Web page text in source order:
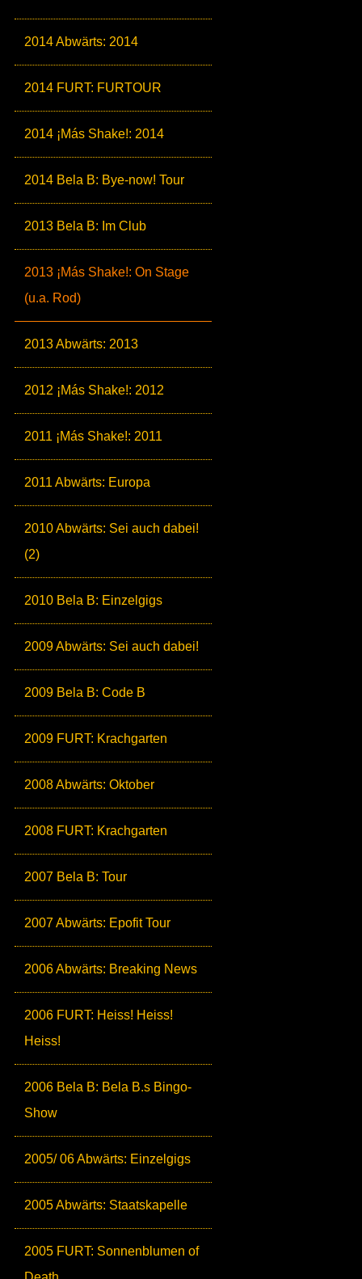
2014 Abwärts: 2014
2014 FURT: FURTOUR
2014 ¡Más Shake!: 2014
2014 Bela B: Bye-now! Tour
2013 Bela B: Im Club
2013 ¡Más Shake!: On Stage
(u.a. Rod)
2013 Abwärts: 2013
2012 ¡Más Shake!: 2012
2011 ¡Más Shake!: 2011
2011 Abwärts: Europa
2010 Abwärts: Sei auch dabei!
(2)
2010 Bela B: Einzelgigs
2009 Abwärts: Sei auch dabei!
2009 Bela B: Code B
2009 FURT: Krachgarten
2008 Abwärts: Oktober
2008 FURT: Krachgarten
2007 Bela B: Tour
2007 Abwärts: Epofit Tour
2006 Abwärts: Breaking News
2006 FURT: Heiss! Heiss!
Heiss!
2006 Bela B: Bela B.s Bingo-
Show
2005/ 06 Abwärts: Einzelgigs
2005 Abwärts: Staatskapelle
2005 FURT: Sonnenblumen of